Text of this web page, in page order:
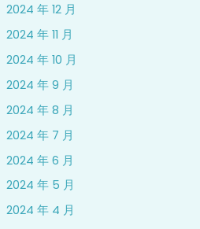
2024 年 12 月
2024 年 11 月
2024 年 10 月
2024 年 9 月
2024 年 8 月
2024 年 7 月
2024 年 6 月
2024 年 5 月
2024 年 4 月